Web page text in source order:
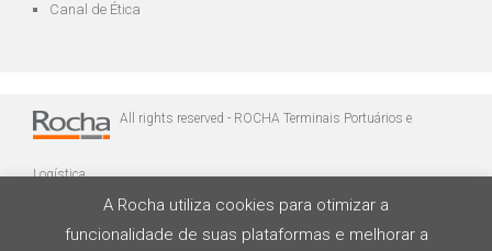
Canal de Ética
All rights reserved - ROCHA Terminais Portuários e
Logística
A Rocha utiliza cookies para otimizar a
funcionalidade de suas plataformas e melhorar a